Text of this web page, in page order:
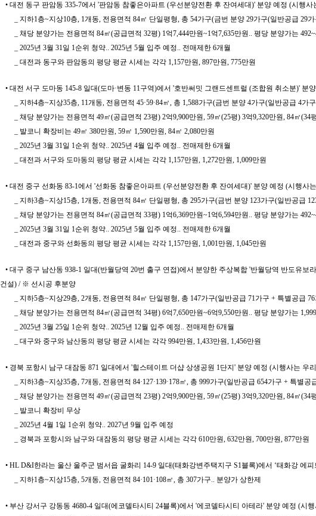
• 대전 동구 판암동 335-7에서 '판암동 참좋은아파트 (우선분양전환 후 잔여세대)' 분양 예정 (시행
_ 지하1층~지상10층, 1개동, 전용면적 84㎡ 단일평형, 총 54가구(금번 분양 29가구(일반공급 29
_ 채당 분양가는 전용면적 84㎡(공급면적 32평) 1억7,444만원~1억7,635만원.. 평당 분양가는
_ 2025년 3월 31일 1순위 청약.. 2025년 5월 입주 예정.. 전매제한 6개월
_ 대전과 동구와 판암동의 평당 평균 시세는 각각 1,157만원, 897만원, 775만원
• 대전 서구 도마동 145-8 일대(도마·변동 11구역)에서 '호반써밋 그랜드센트럴 (조합원 취소분)'
_ 지하4층~지상35층, 11개동, 전용면적 45·59·84㎡, 총 1,588가구(금번 분양 4가구(일반공급 4
_ 채당 분양가는 전용면적 49㎡(공급면적 23평) 2억9,900만원, 59㎡(25평) 3억9,320만원, 84㎡
_ 발코니 확장비는 49㎡ 380만원, 59㎡ 1,590만원, 84㎡ 2,080만원
_ 2025년 3월 31일 1순위 청약.. 2025년 4월 입주 예정.. 전매제한 6개월
_ 대전과 서구와 도마동의 평당 평균 시세는 각각 1,157만원, 1,272만원, 1,009만원
• 대전 중구 선화동 83-1에서 '선화동 참좋은아파트 (우선분양전환 후 잔여세대)' 분양 예정 (시행사
_ 지하3층~지상15층, 1개동, 전용면적 84㎡ 단일평형, 총 295가구(금번 분양 123가구(일반공급
_ 채당 분양가는 전용면적 84㎡(공급면적 33평) 1억6,369만원~1억6,594만원.. 평당 분양가는
_ 2025년 3월 31일 1순위 청약.. 2025년 5월 입주 예정.. 전매제한 6개월
_ 대전과 중구와 선화동의 평당 평균 시세는 각각 1,157만원, 1,001만원, 1,045만원
• 대구 중구 남산동 938-1 일대(반월당역 20번 출구 연접)에서 분양한 주상복합 '반월당역 반도유
건설) / ※ 선시공 후분양
_ 지하5층~지상29층, 2개동, 전용면적 84㎡ 단일평형, 총 147가구(일반공급 71가구 + 특별공급
_ 채당 분양가는 전용면적 84㎡(공급면적 34평) 6억7,650만원~6억9,550만원.. 평당 분양가는
_ 2025년 3월 25일 1순위 청약.. 2025년 12월 입주 예정.. 전매제한 6개월
_ 대구와 중구와 남산동의 평당 평균 시세는 각각 994만원, 1,433만원, 1,456만원
• 경북 포항시 남구 대잠동 871 일대에서 '힐스테이트 더샵 상생공원 1단지' 분양 예정 (시행사는 우
_ 지하3층~지상35층, 7개동, 전용면적 84·127·139·178㎡, 총 999가구(일반공급 654가구 + 특별
_ 채당 분양가는 전용면적 49㎡(공급면적 23평) 2억9,900만원, 59㎡(25평) 3억9,320만원, 84㎡
_ 발코니 확장비 무상
_ 2025년 4월 1일 1순위 청약.. 2027년 9월 입주 예정
_ 경북과 포항시와 남구와 대잠동의 평당 평균 시세는 각각 610만원, 632만원, 700만원, 877만원
• HL D&I한라는 울산 울주군 범서읍 굴화리 14-9 일대(태화강변주택지구 S1블록)에서 ‘태화강 에피
_ 지하1층~지상15층, 5개동, 전용면적 84·101·108㎡, 총 307가구.. 분양가 상한제
• 부산 강서구 강동동 4680-4 일대(에코델타시티 24블록)에서 '에코델타시티 아테라' 분양 예정 (시